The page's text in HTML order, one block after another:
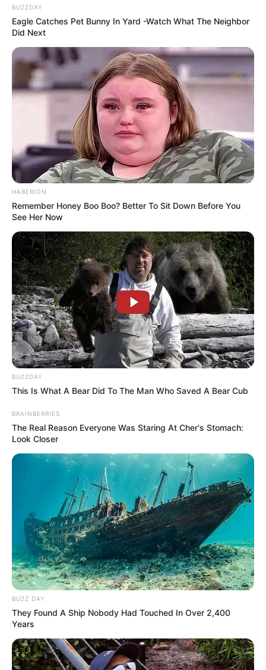
BUZZDAY
Eagle Catches Pet Bunny In Yard -Watch What The Neighbor
Did Next
HABERION
Remember Honey Boo Boo? Better To Sit Down Before You
See Her Now
BUZZDAY
This Is What A Bear Did To The Man Who Saved A Bear Cub
BRAINBERRIES
The Real Reason Everyone Was Staring At Cher's Stomach:
Look Closer
BUZZ DAY
They Found A Ship Nobody Had Touched In Over 2,400
Years